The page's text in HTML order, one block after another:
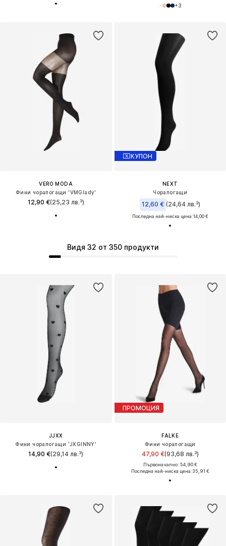
+3
VERO MODA
Фини чорапогащи 'VMGlady'
12,90 €(25,23 лв.³)
КУПОН
NEXT
Чорапогащи
12,60 € (24,64 лв.³)
Последна най-ниска цена:14,00 €
JJXX
Фини чорапогащи 'JXGINNY'
14,90 €(29,14 лв.³)
Видя 32 от 350 продукти
ПРОМОЦИЯ
FALKE
Фини чорапогащи
47,90 €(93,68 лв.³)
Първоначално: 54,90 €
Последна най-ниска цена:35,91 €